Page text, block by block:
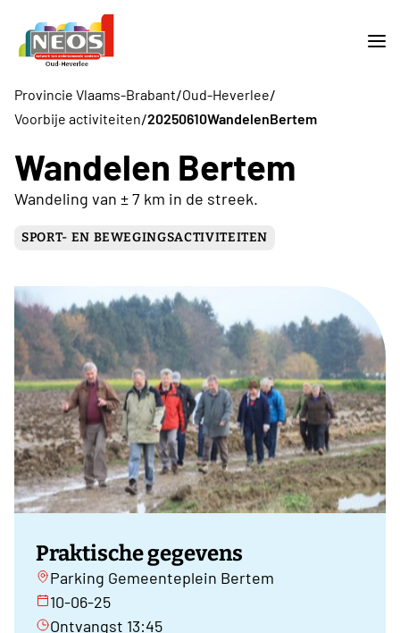
Provincie Vlaams-Brabant/Oud-Heverlee/
Voorbije activiteiten/20250610WandelenBertem
Wandelen Bertem
Wandeling van ± 7 km in de streek.
SPORT- EN BEWEGINGSACTIVITEITEN
Praktische gegevens
Parking Gemeenteplein Bertem
10-06-25
Ontvangst 13:45